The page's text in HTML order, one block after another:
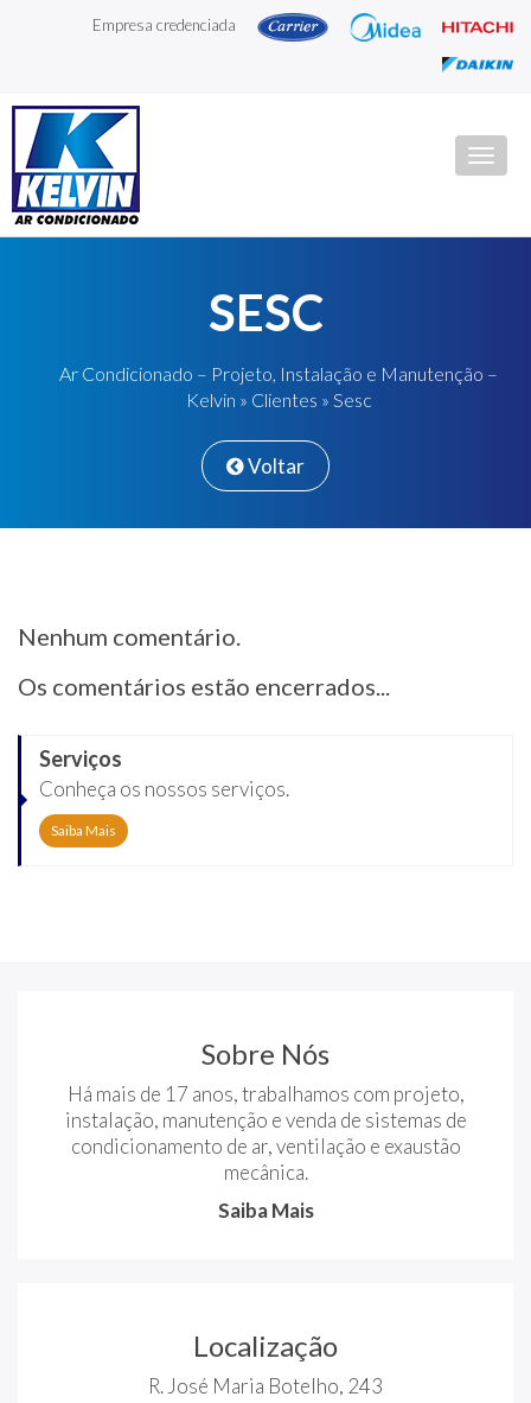
Empresa credenciada
SESC
Ar Condicionado – Projeto, Instalação e Manutenção –
Kelvin » Clientes » Sesc
Voltar
Nenhum comentário.
Os comentários estão encerrados...
Serviços
Conheça os nossos serviços.
Saiba Mais
Sobre Nós
Há mais de 17 anos, trabalhamos com projeto,
instalação, manutenção e venda de sistemas de
condicionamento de ar, ventilação e exaustão
mecânica.
Saiba Mais
Localização
R. José Maria Botelho, 243